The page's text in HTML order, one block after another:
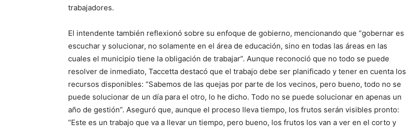
trabajadores.
El intendente también reflexionó sobre su enfoque de gobierno, mencionando que “gobernar es
escuchar y solucionar, no solamente en el área de educación, sino en todas las áreas en las
cuales el municipio tiene la obligación de trabajar”. Aunque reconoció que no todo se puede
resolver de inmediato, Taccetta destacó que el trabajo debe ser planificado y tener en cuenta los
recursos disponibles: “Sabemos de las quejas por parte de los vecinos, pero bueno, todo no se
puede solucionar de un día para el otro, lo he dicho. Todo no se puede solucionar en apenas un
año de gestión”. Aseguró que, aunque el proceso lleva tiempo, los frutos serán visibles pronto:
“Este es un trabajo que va a llevar un tiempo, pero bueno, los frutos los van a ver en el corto y